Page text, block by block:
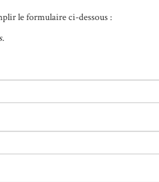
le formulaire ci-dessous :